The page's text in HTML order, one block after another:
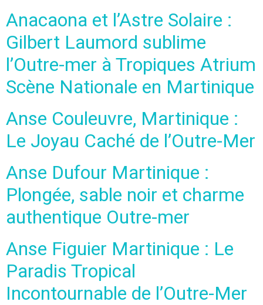
Anacaona et l’Astre Solaire :
Gilbert Laumord sublime
l’Outre-mer à Tropiques Atrium
Scène Nationale en Martinique
Anse Couleuvre, Martinique :
Le Joyau Caché de l’Outre-Mer
Anse Dufour Martinique :
Plongée, sable noir et charme
authentique Outre-mer
Anse Figuier Martinique : Le
Paradis Tropical
Incontournable de l’Outre-Mer